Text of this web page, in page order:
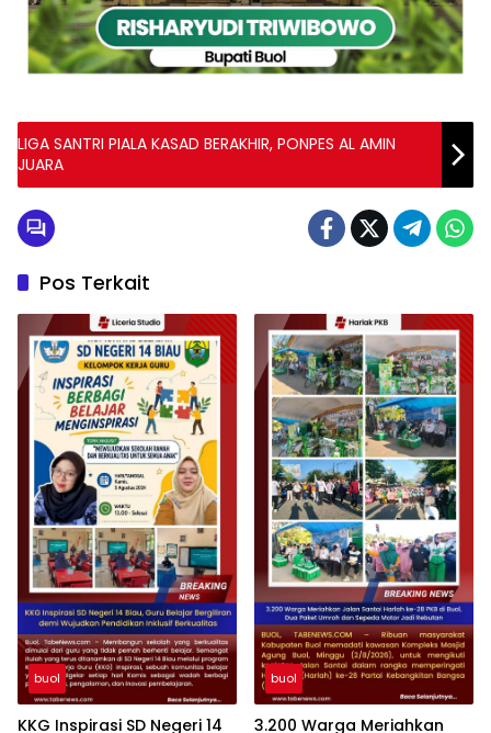
LIGA SANTRI PIALA KASAD BERAKHIR, PONPES AL AMIN
JUARA
Pos Terkait
buol
KKG Inspirasi SD Negeri 14
buol
3.200 Warga Meriahkan